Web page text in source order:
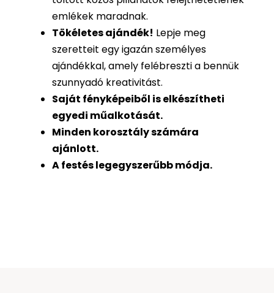
emlékek maradnak.
Tökéletes ajándék! Lepje meg
szeretteit egy igazán személyes
ajándékkal, amely felébreszti a bennük
szunnyadó kreativitást.
Saját fényképeiből iselkészítheti
egyedi műalkotását.
Minden korosztály számára
ajánlott.
A festés legegyszerűbb módja.